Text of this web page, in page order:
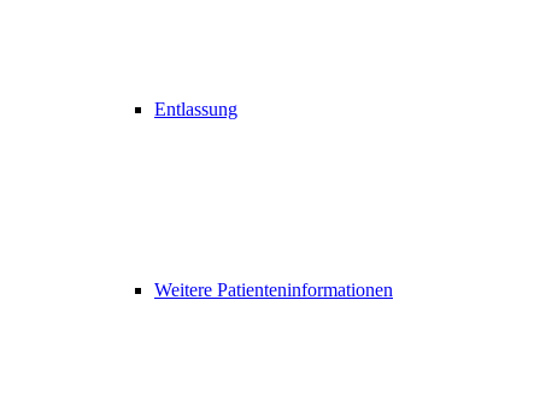
Entlassung
Weitere Patienteninformationen